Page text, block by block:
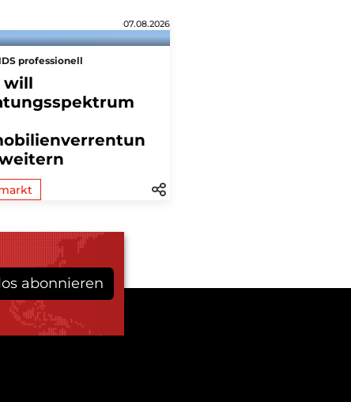
07.08.2026
professionell
will
abonnieren